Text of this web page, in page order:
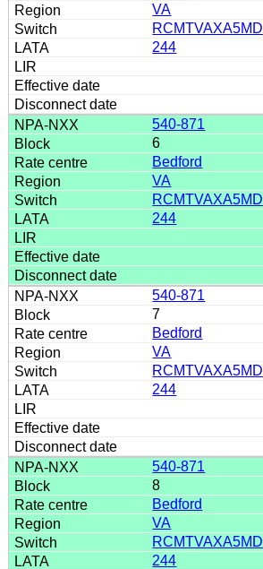
VA
RCMTVAXA5MD
244
540-871
6
Bedford
VA
RCMTVAXA5MD
244
540-871
7
Bedford
VA
RCMTVAXA5MD
244
540-871
8
Bedford
VA
RCMTVAXA5MD
244